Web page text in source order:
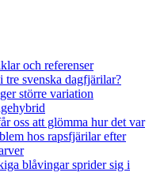
och referenser
svenska dagfjärilar?
större variation
oss att glömma hur det var
hos rapsfjärilar efter
blåvingar sprider sig i